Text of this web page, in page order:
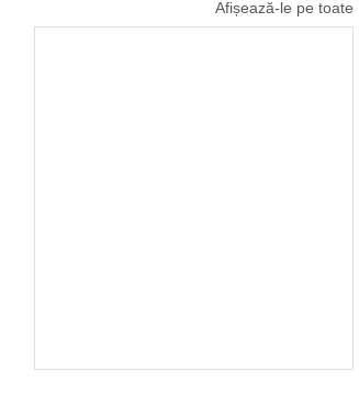
Afișează-le pe toate